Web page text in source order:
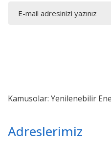
Kamusolar: Yenilenebilir
Adreslerimiz